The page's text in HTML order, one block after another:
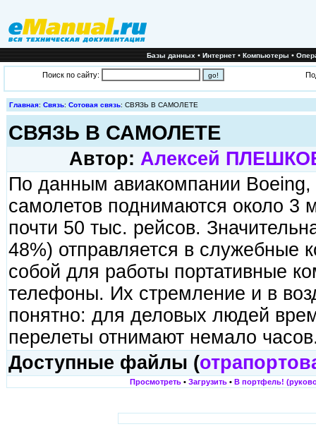
Базы данных•Интернет•Компьютеры•
Поиск по сайту:
Главная: Связь: Сотовая связь: СВЯЗЬ В САМОЛЕТЕ
СВЯЗЬ В САМОЛЕТЕ
Автор: Алексей
По данным авиакомпании
самолетов поднимаются около 3
почти 50 тыс. рейсов.
48%) отправляется в служебные
собой для работы портативные
телефоны. Их стремление и в
понятно: для деловых людей
перелеты отнимают немало
Доступные файлы (
Просмотреть • Загрузить • В портфель!